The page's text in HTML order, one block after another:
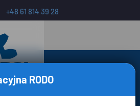
+48 61 814 39 28
RODO